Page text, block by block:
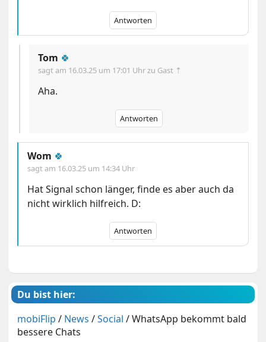
Antworten
Tom 🍀
sagt am 16.03.25 um 17:01 Uhr zu Gast ⇡
Aha.
Antworten
Wom 🍀
sagt am 16.03.25 um 14:34 Uhr
Hat Signal schon länger, finde es aber auch da
nicht wirklich hilfreich. D:
Antworten
Du bist hier:
mobiFlip / News /Social /WhatsApp bekommt bald
bessere Chats